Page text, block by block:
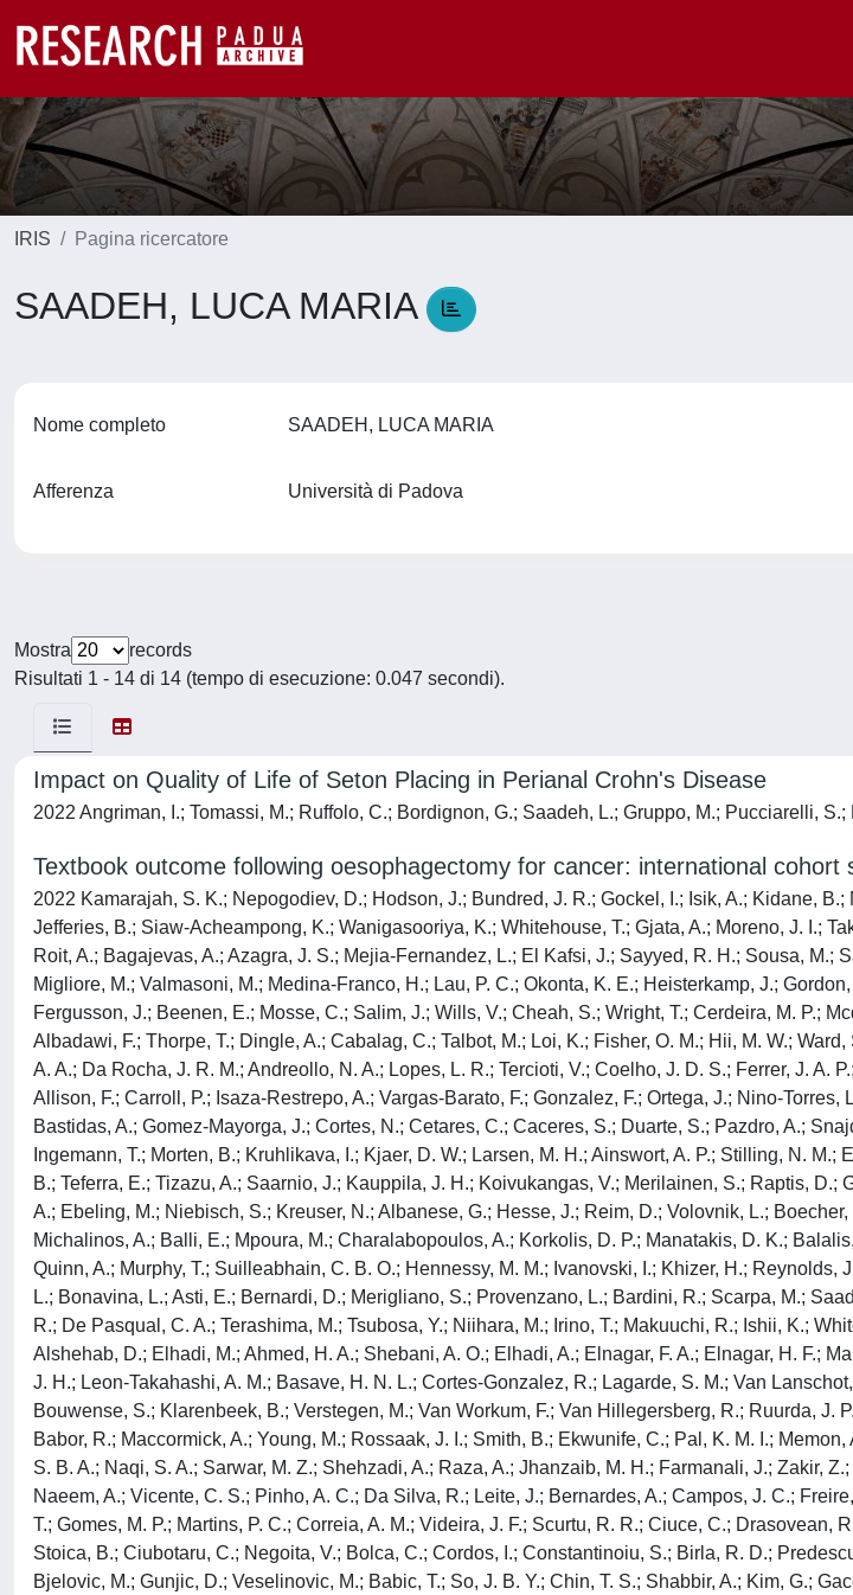
IRIS Pagina ricercatore
SAADEH, LUCA MARIA
Nome completo SAADEH, LUCA MARIA
Afferenza Università di Padova
Mostra
records
Risultati 1 - 14 di 14 (tempo di esecuzione: 0.047 secondi).
Impact on Quality of Life of Seton Placing in Perianal Crohn's Disease
2022 Angriman, I.; Tomassi, M.; Ruffolo, C.; Bordignon, G.; Saadeh, L.; Gruppo, M.; Pucciarelli,
Textbook outcome following oesophagectomy for cancer: international cohort
2022 Kamarajah, S. K.; Nepogodiev, D.; Hodson, J.; Bundred, J. R.; Gockel, I.; Isik, A.; Kidane,
Jefferies, B.; Siaw-Acheampong, K.; Wanigasooriya, K.; Whitehouse, T.; Gjata, A.; Moreno, J. I.;
Roit, A.; Bagajevas, A.; Azagra, J. S.; Mejia-Fernandez, L.; El Kafsi, J.; Sayyed, R. H.; Sousa, M.;
Migliore, M.; Valmasoni, M.; Medina-Franco, H.; Lau, P. C.; Okonta, K. E.; Heisterkamp, J.;
Fergusson, J.; Beenen, E.; Mosse, C.; Salim, J.; Wills, V.; Cheah, S.; Wright, T.; Cerdeira, M. P.;
Albadawi, F.; Thorpe, T.; Dingle, A.; Cabalag, C.; Talbot, M.; Loi, K.; Fisher, O. M.; Hii, M. W.;
A. A.; Da Rocha, J. R. M.; Andreollo, N. A.; Lopes, L. R.; Tercioti, V.; Coelho, J. D. S.; Ferrer, J. A.
Allison, F.; Carroll, P.; Isaza-Restrepo, A.; Vargas-Barato, F.; Gonzalez, F.; Ortega, J.; Nino-
Bastidas, A.; Gomez-Mayorga, J.; Cortes, N.; Cetares, C.; Caceres, S.; Duarte, S.; Pazdro, A.;
Ingemann, T.; Morten, B.; Kruhlikava, I.; Kjaer, D. W.; Larsen, M. H.; Ainswort, A. P.; Stilling, N.
B.; Teferra, E.; Tizazu, A.; Saarnio, J.; Kauppila, J. H.; Koivukangas, V.; Merilainen, S.; Raptis,
A.; Ebeling, M.; Niebisch, S.; Kreuser, N.; Albanese, G.; Hesse, J.; Reim, D.; Volovnik, L.;
Michalinos, A.; Balli, E.; Mpoura, M.; Charalabopoulos, A.; Korkolis, D. P.; Manatakis, D. K.;
Quinn, A.; Murphy, T.; Suilleabhain, C. B. O.; Hennessy, M. M.; Ivanovski, I.; Khizer, H.;
L.; Bonavina, L.; Asti, E.; Bernardi, D.; Merigliano, S.; Provenzano, L.; Bardini, R.; Scarpa, M.;
R.; De Pasqual, C. A.; Terashima, M.; Tsubosa, Y.; Niihara, M.; Irino, T.; Makuuchi, R.; Ishii, K.;
Alshehab, D.; Elhadi, M.; Ahmed, H. A.; Shebani, A. O.; Elhadi, A.; Elnagar, F. A.; Elnagar, H. F.;
J. H.; Leon-Takahashi, A. M.; Basave, H. N. L.; Cortes-Gonzalez, R.; Lagarde, S. M.; Van
Bouwense, S.; Klarenbeek, B.; Verstegen, M.; Van Workum, F.; Van Hillegersberg, R.; Ruurda, J.
Babor, R.; Maccormick, A.; Young, M.; Rossaak, J. I.; Smith, B.; Ekwunife, C.; Pal, K. M. I.;
S. B. A.; Naqi, S. A.; Sarwar, M. Z.; Shehzadi, A.; Raza, A.; Jhanzaib, M. H.; Farmanali, J.; Zakir,
Naeem, A.; Vicente, C. S.; Pinho, A. C.; Da Silva, R.; Leite, J.; Bernardes, A.; Campos, J. C.;
T.; Gomes, M. P.; Martins, P. C.; Correia, A. M.; Videira, J. F.; Scurtu, R. R.; Ciuce, C.;
Stoica, B.; Ciubotaru, C.; Negoita, V.; Bolca, C.; Cordos, I.; Constantinoiu, S.; Birla, R. D.;
Bjelovic, M.; Gunjic, D.; Veselinovic, M.; Babic, T.; So, J. B. Y.; Chin, T. S.; Shabbir, A.; Kim, G.;